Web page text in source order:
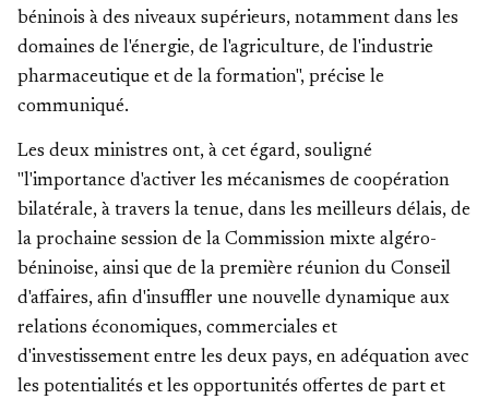
béninois à des niveaux supérieurs, notamment dans les
domaines de l'énergie, de l'agriculture, de l'industrie
pharmaceutique et de la formation", précise le
communiqué.
Les deux ministres ont, à cet égard, souligné
"l'importance d'activer les mécanismes de coopération
bilatérale, à travers la tenue, dans les meilleurs délais, de
la prochaine session de la Commission mixte algéro-
béninoise, ainsi que de la première réunion du Conseil
d'affaires, afin d'insuffler une nouvelle dynamique aux
relations économiques, commerciales et
d'investissement entre les deux pays, en adéquation avec
les potentialités et les opportunités offertes de part et